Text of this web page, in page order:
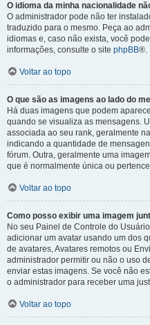
O idioma da minha nacionalidade
O administrador pode não ter
traduzido para o mesmo. Peça ao
idiomas e, caso não exista, você
informações, consulte o site phpBB®.
Voltar ao topo
O que são as imagens ao lado do
Há duas imagens que podem
quando se visualiza as mensagens.
associada ao seu rank, geralmente
indicando a quantidade de
fórum. Outra, geralmente uma
que é normalmente única ou
Voltar ao topo
Como posso exibir uma imagem
No seu Painel de Controle do
adicionar um avatar usando um dos
de avatares, Avatares remotos ou
administrador permitir ou não o uso
enviar estas imagens. Se você não
o administrador para receber uma
Voltar ao topo